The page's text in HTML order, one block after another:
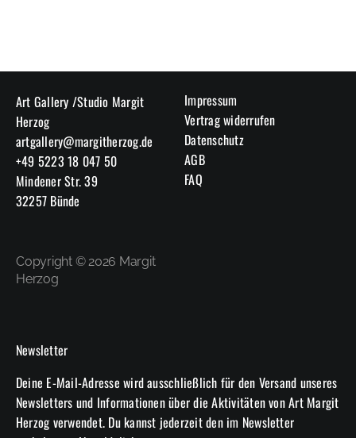
Produktseite
werden
Art Gallery /Studio Margit
Herzog
artgallery@margitherzog.de
+49 5223 18 047 50
Mindener Str. 39
32257 Bünde
Copyright © 2026 Margit
Herzog
Impressum
Vertrag widerrufen
Datenschutz
AGB
FAQ
Newsletter
Deine E-Mail-Adresse wird ausschließlich für den Versand unseres
Newsletters und Informationen über die Aktivitäten von Art Margit
Herzog verwendet. Du kannst jederzeit den im Newsletter